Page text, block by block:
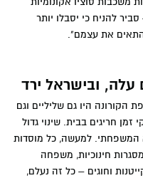
להניח כי יסבלו יותר
את עצמם".
עלה, ובישראל ירד
היו גם שליליים וגם
זמן חריגים בבית. שינוי גדול
המשפחתי. למעשה, כל מוסדות
חינוכיות, משפחה
וחוגים – כל זה נעלם,